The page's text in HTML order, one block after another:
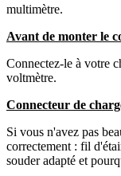
multimètre.
Avant de monter le
Connectez-le à votre
voltmètre.
Connecteur de
Si vous n'avez pas
correctement : fil
souder adapté et